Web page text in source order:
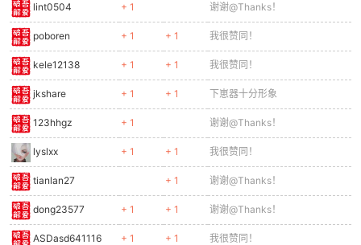
lint0504 + 1 谢谢@Thanks！
poboren + 1 + 1 我很赞同！
kele12138 + 1 + 1 我很赞同！
jkshare + 1 + 1 下崽器十分形象
123hhgz + 1 谢谢@Thanks！
lyslxx + 1 + 1 我很赞同！
tianlan27 + 1 谢谢@Thanks！
dong23577 + 1 + 1 谢谢@Thanks！
ASDasd641116 + 1 + 1 我很赞同！